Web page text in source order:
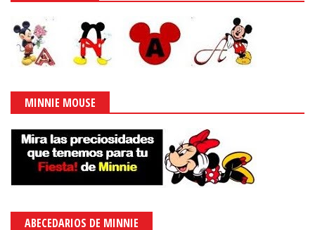
MINNIE MOUSE
ABECEDARIOS DE MINNIE